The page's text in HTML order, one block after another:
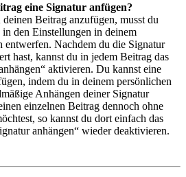
eine Signatur anfügen?
Beitrag anzufügen, musst du
in den Einstellungen in deinem
entwerfen. Nachdem du die Signatur
hast, kannst du in jedem Beitrag das
aktivieren. Du kannst eine
indem du in deinem persönlichen
Anhängen deiner Signatur
einzelnen Beitrag dennoch ohne
so kannst du dort einfach das
anhängen“ wieder deaktivieren.